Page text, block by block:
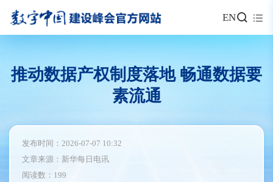
EN
推动数据产权制度落地 畅通数据要
素流通
发布时间：2026-07-07 10:32
文章来源：新华每日电讯
阅读数：199